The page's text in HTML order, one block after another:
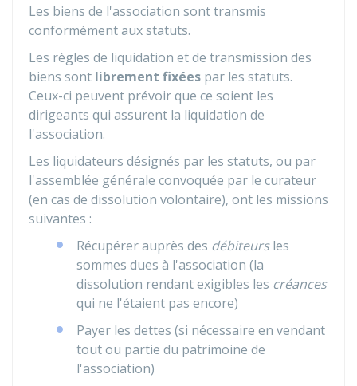
Les biens de l'association sont transmis
conformément aux statuts.
Les règles de liquidation et de transmission des
biens sont librement fixées par les statuts.
Ceux-ci peuvent prévoir que ce soient les
dirigeants qui assurent la liquidation de
l'association.
Les liquidateurs désignés par les statuts, ou par
l'assemblée générale convoquée par le curateur
(en cas de dissolution volontaire), ont les missions
suivantes :
Récupérer auprès des débiteursles
sommes dues à l'association (la
dissolution rendant exigibles les créances
qui ne l'étaient pas encore)
Payer les dettes (si nécessaire en vendant
tout ou partie du patrimoine de
l'association)